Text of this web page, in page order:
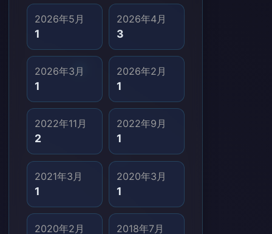
2026年5月
1
2026年4月
3
2026年3月
1
2026年2月
1
2022年11月
2
2022年9月
1
2021年3月
1
2020年3月
1
2020年2月 2018年7月